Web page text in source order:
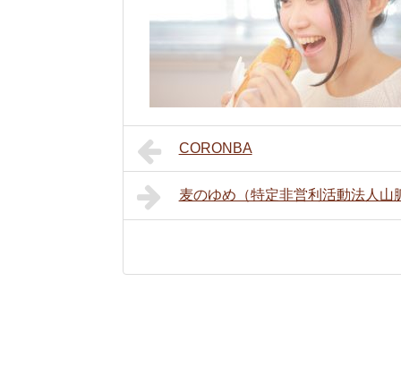
CORONBA
麦のゆめ（特定非営利活動法人山